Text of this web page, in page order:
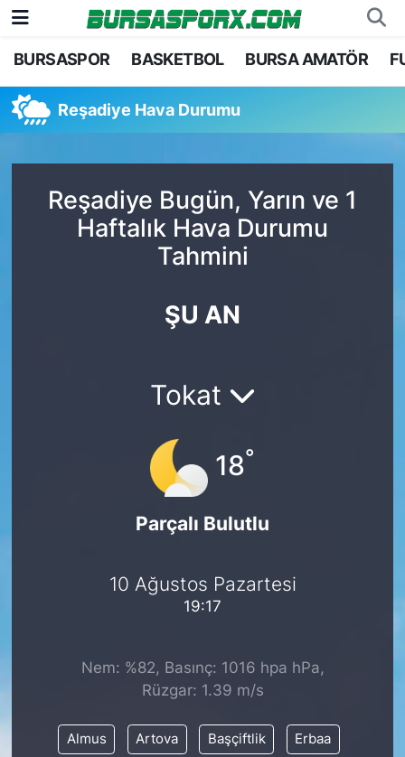
BURSASPOR BASKETBOL BURSA AMATÖR
Reşadiye Hava Durumu
Reşadiye Bugün, Yarın ve 1
Haftalık Hava Durumu
Tahmini
ŞU AN
Tokat
18°
Parçalı Bulutlu
10 Ağustos Pazartesi
19:17
Nem: %82, Basınç: 1016 hpa hPa,
Rüzgar: 1.39 m/s
Almus Artova Başçiftlik Erbaa
Bursaspor
Futbol
Basketbol
Bursa Amatör
Bursa Nöbetçi Eczaneler
Bursa Hava Durumu
Bursa Namaz Vakitleri
Bursa Trafik Yoğunluk Haritası
TFF 1.Lig Puan Durumu ve Fikstür